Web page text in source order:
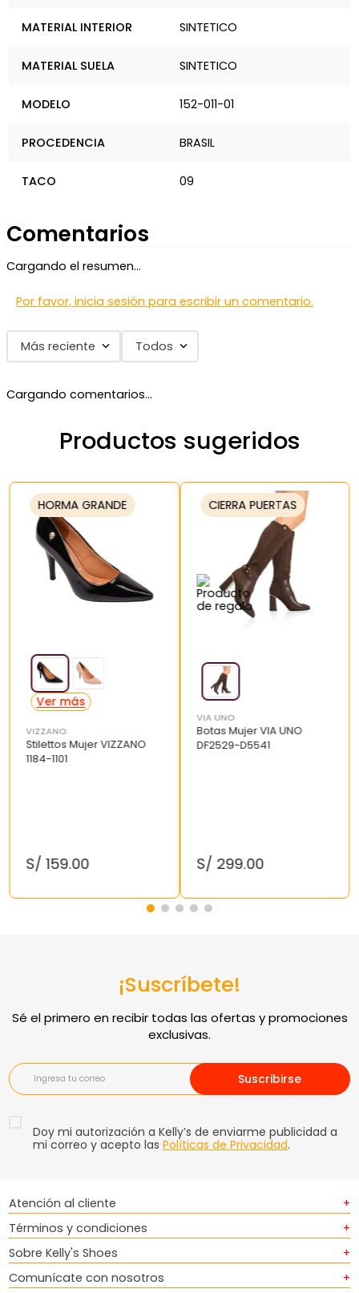
MATERIAL INTERIOR SINTETICO
MATERIAL SUELA SINTETICO
MODELO 152-011-01
PROCEDENCIA BRASIL
TACO 09
Comentarios
Cargando el resumen…
Por favor, inicia sesión para escribir un comentario.
Más reciente Todos
Cargando comentarios…
Productos sugeridos
HORMA GRANDE
VIZZANO
Stilettos Mujer VIZZANO
1184-1101
S/ 159.00
CIERRA PUERTAS
VIA UNO
Botas Mujer VIA UNO
DF2529-D5541
S/ 299.00
¡Suscríbete!
Suscribirse
Doy mi autorización a Kelly’s de enviarme publicidad a
mi correo y acepto lasPolíticas de Privacidad.
Atención al cliente
+
Términos y condiciones
+
Sobre Kelly's Shoes
+
Comunícate con nosotros
+